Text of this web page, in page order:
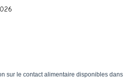
sur le contact alimentaire disponibles dans